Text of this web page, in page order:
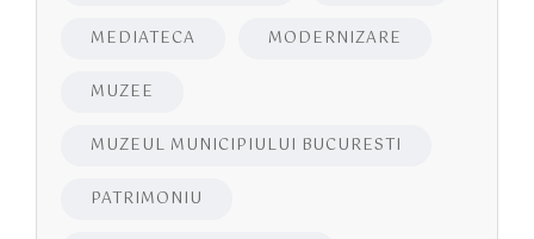
MEDIATECA MODERNIZARE
MUZEE
MUZEUL MUNICIPIULUI BUCURESTI
PATRIMONIU